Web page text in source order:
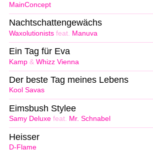
MainConcept
Waxolutionists feat. Manuva
Nachtschattengewächs
Kamp & Whizz Vienna
Ein Tag für Eva
Kool Savas
Der beste Tag meines Lebens
Samy Deluxe feat. Mr. Schnabel
Eimsbush Stylee
D-Flame
Heisser